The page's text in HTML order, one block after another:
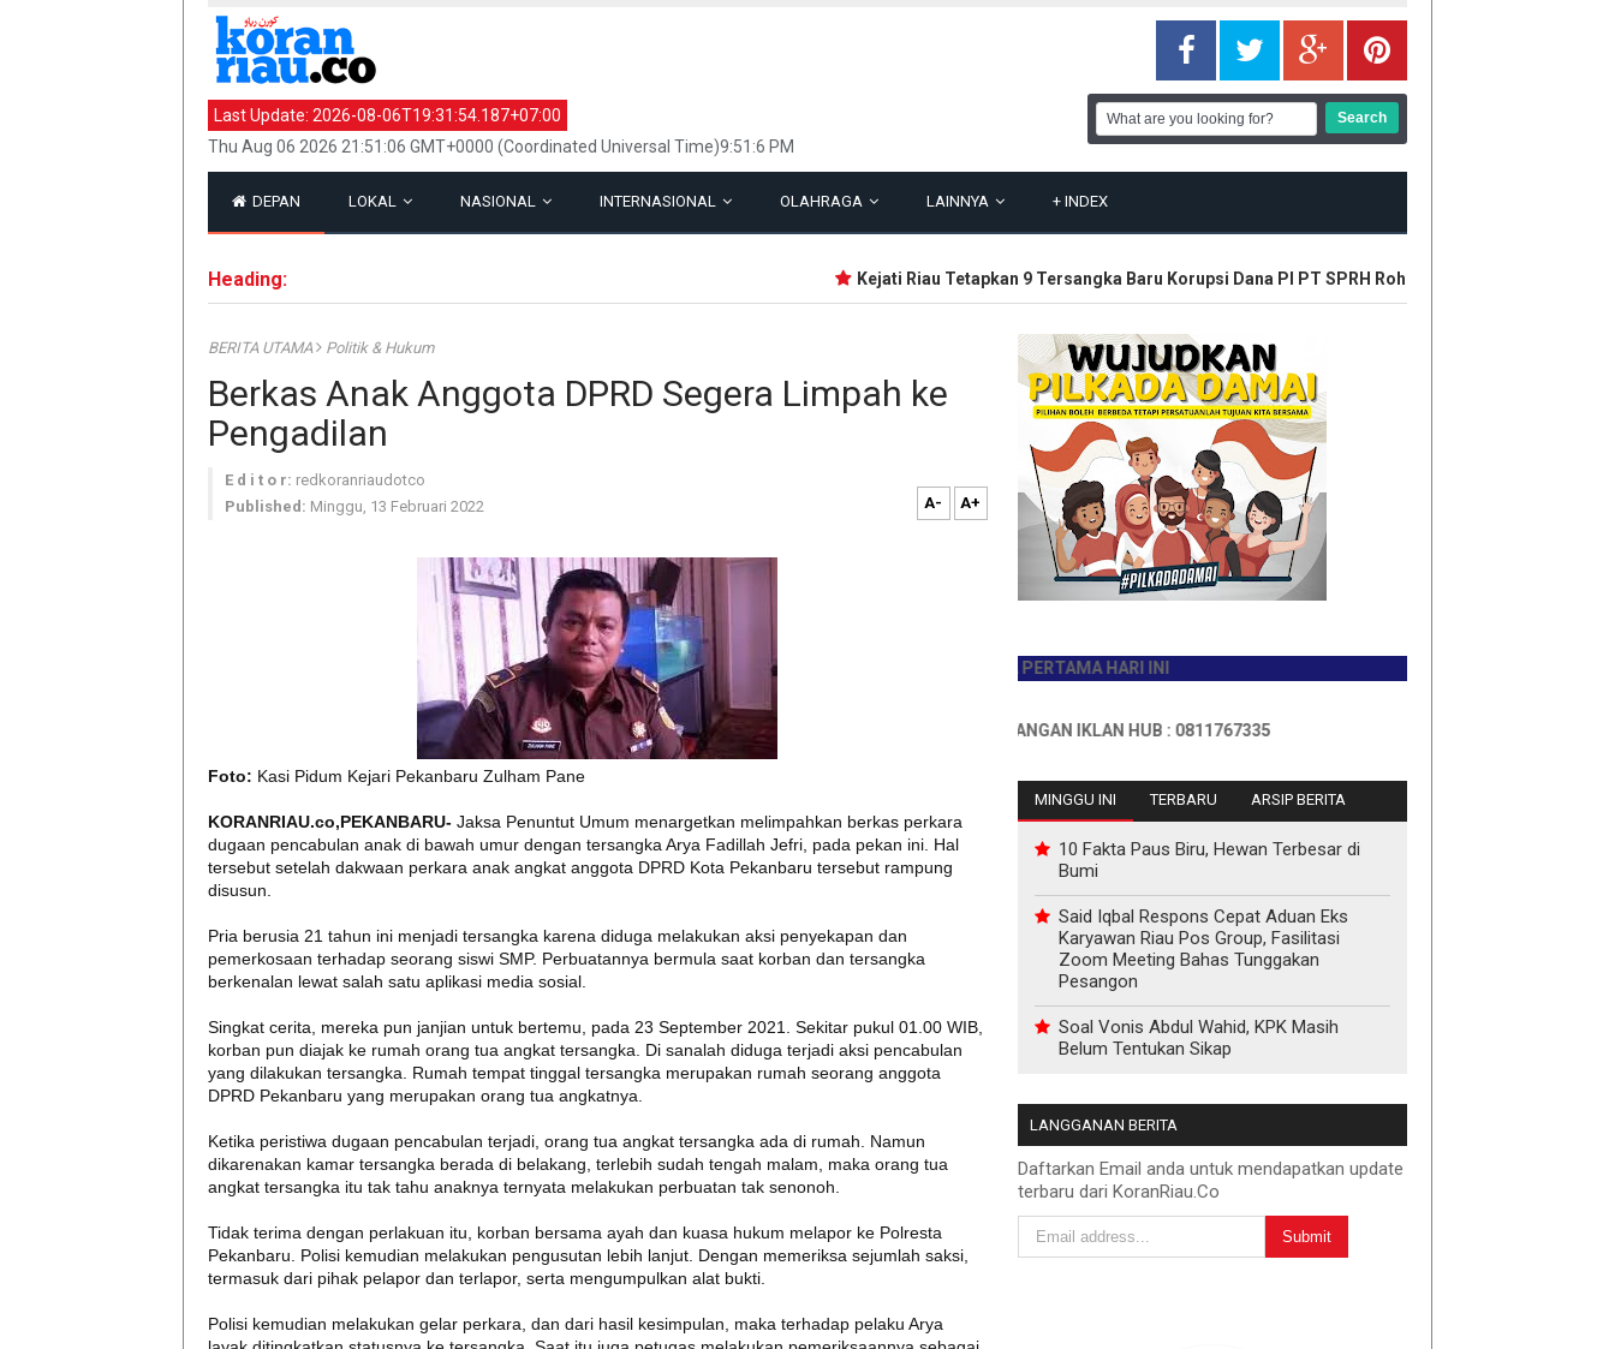
Last Update: 2026-08-06T19:31:54.187+07:00
Thu Aug 06 2026 21:51:06 GMT+0000 (Coordinated Universal Time)9:51:6 PM
DEPAN LOKAL NASIONAL INTERNASIONAL OLAHRAGA LAINNYA + INDEX
Heading: Kejati Riau Tetapkan 9 Tersangka Baru Korupsi Dana PI PT SPRH Rohil
BERITA UTAMA Politik & Hukum
Berkas Anak Anggota DPRD Segera Limpah ke
Pengadilan
E d i t o r: redkoranriaudotco
Published: Minggu, 13 Februari 2022 A- A+
Foto: Kasi Pidum Kejari Pekanbaru Zulham Pane
KORANRIAU.co,PEKANBARU- Jaksa Penuntut Umum menargetkan melimpahkan berkas perkara
dugaan pencabulan anak di bawah umur dengan tersangka Arya Fadillah Jefri, pada pekan ini. Hal
tersebut setelah dakwaan perkara anak angkat anggota DPRD Kota Pekanbaru tersebut rampung
disusun.
Pria berusia 21 tahun ini menjadi tersangka karena diduga melakukan aksi penyekapan dan
pemerkosaan terhadap seorang siswi SMP. Perbuatannya bermula saat korban dan tersangka
berkenalan lewat salah satu aplikasi media sosial.
Singkat cerita, mereka pun janjian untuk bertemu, pada 23 September 2021. Sekitar pukul 01.00 WIB,
korban pun diajak ke rumah orang tua angkat tersangka. Di sanalah diduga terjadi aksi pencabulan
yang dilakukan tersangka. Rumah tempat tinggal tersangka merupakan rumah seorang anggota
DPRD Pekanbaru yang merupakan orang tua angkatnya.
Ketika peristiwa dugaan pencabulan terjadi, orang tua angkat tersangka ada di rumah. Namun
dikarenakan kamar tersangka berada di belakang, terlebih sudah tengah malam, maka orang tua
angkat tersangka itu tak tahu anaknya ternyata melakukan perbuatan tak senonoh.
Tidak terima dengan perlakuan itu, korban bersama ayah dan kuasa hukum melapor ke Polresta
Pekanbaru. Polisi kemudian melakukan pengusutan lebih lanjut. Dengan memeriksa sejumlah saksi,
termasuk dari pihak pelapor dan terlapor, serta mengumpulkan alat bukti.
Polisi kemudian melakukan gelar perkara, dan dari hasil kesimpulan, maka terhadap pelaku Arya
JADILAH PEMBACA PERTAMA HARI INI
INFO PEMASANGAN IKLAN HUB : 0811767335
MINGGU INI TERBARU ARSIP BERITA
10 Fakta Paus Biru, Hewan Terbesar di
Bumi
Said Iqbal Respons Cepat Aduan Eks
Karyawan Riau Pos Group, Fasilitasi
Zoom Meeting Bahas Tunggakan
Pesangon
Soal Vonis Abdul Wahid, KPK Masih
Belum Tentukan Sikap
LANGGANAN BERITA
Daftarkan Email anda untuk mendapatkan update
terbaru dari KoranRiau.Co